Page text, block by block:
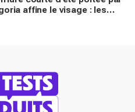
affine le visage : les